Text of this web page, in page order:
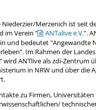
Niederzier/Merzenich ist seit
im Verein "
ANTalive e.V.".
und bedeutet "Angewandte
Im Rahmen der
ANTlive als zdi-Zentrum
in NRW und über die
zu Firmen,